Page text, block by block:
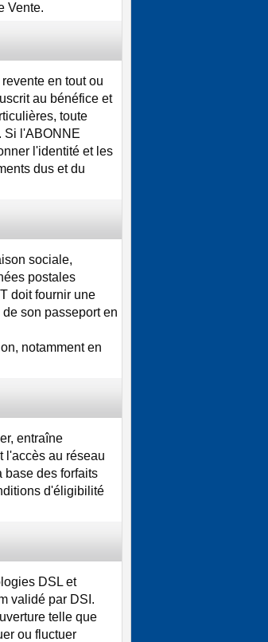
Vente.
en tout ou
au bénéfice et
toute
Si l'ABONNE
l'identité et les
dus et du
sociale,
postales
doit fournir une
son passeport en
notamment en
entraîne
l'accès au réseau
base des forfaits
d'éligibilité
DSL et
validé par DSI.
telle que
ou fluctuer